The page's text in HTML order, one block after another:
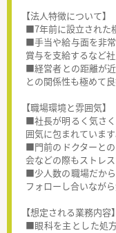
【法人特徴について】
■7年前に設立された
■手当や給与面を非
賞与を支給するなど
■経営者との距離が
との関係性も極めて
【職場環境と雰囲気】
■社長が明るく気さ
囲気に包まれています
■門前のドクターと
会などの際もストレ
■少人数の職場だか
フォローし合いなが
【想定される業務内容】
■眼科を主とした処